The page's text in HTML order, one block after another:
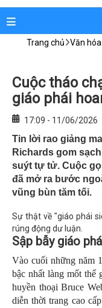
Trang chủ Văn
Cuộc tháo
giáo phái
17:09 - 11/06/2026
Tin lời rao giảng
Richards gom
suýt tự tử. Cuộc
đã mở ra bước
vũng bùn tăm tối.
Sự thật về "giáo phái
rúng động dư luận.
Sập bẫy giáo
Vào cuối những năm
bậc nhất làng mốt thế
huyền thoại Bruce
diễn thời trang cao